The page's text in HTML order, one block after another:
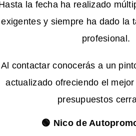
la fecha ha realizado
exigentes y siempre ha dado la
profesional.
Al contactar conocerás a un
actualizado ofreciendo el
presupuestos
🟢 Nico de